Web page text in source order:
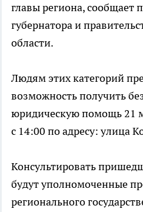
главы региона, сообщает
губернатора и
области.
Людям этих категopий
возможность получить
юридическую помощь 21
с 14:00 по адресу: улица
Консультировать
будут уполномоченные
peгионального